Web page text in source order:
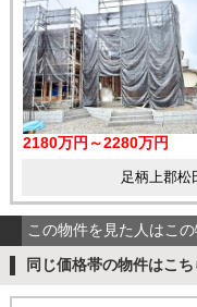
2180万円～2280万円
足柄上郡松
この物件を見た人はこ
同じ価格帯の物件はこち